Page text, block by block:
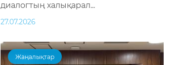
диалогтың халықарал...
27.07.2026
Жаңалықтар